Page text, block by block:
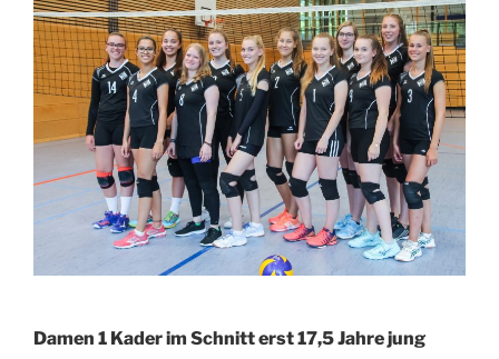
Damen 1 Kader im Schnitt erst 17,5 Jahre jung